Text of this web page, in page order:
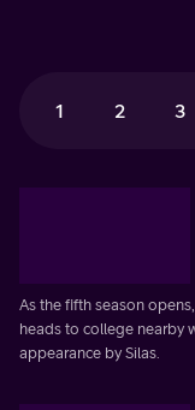
1 2 3
As the fifth season
heads to college nearby
appearance by Silas.